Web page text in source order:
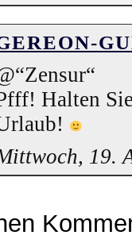
Halten
19.